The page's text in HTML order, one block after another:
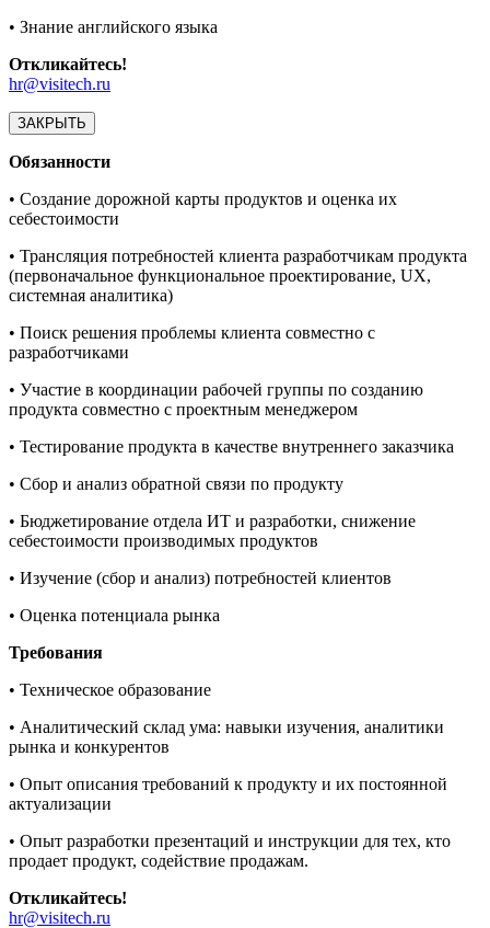
• Знание английского языка
Откликайтесь!
hr@visitech.ru
ЗАКРЫТЬ
Обязанности
• Создание дорожной карты продуктов и оценка их
себестоимости
• Трансляция потребностей клиента разработчикам продукта
(первоначальное функциональное проектирование, UX,
системная аналитика)
• Поиск решения проблемы клиента совместно с
разработчиками
• Участие в координации рабочей группы по созданию
продукта совместно с проектным менеджером
• Тестирование продукта в качестве внутреннего заказчика
• Сбор и анализ обратной связи по продукту
• Бюджетирование отдела ИТ и разработки, снижение
себестоимости производимых продуктов
• Изучение (сбор и анализ) потребностей клиентов
• Оценка потенциала рынка
Требования
• Техническое образование
• Аналитический склад ума: навыки изучения, аналитики
рынка и конкурентов
• Опыт описания требований к продукту и их постоянной
актуализации
• Опыт разработки презентаций и инструкции для тех, кто
продает продукт, содействие продажам.
Откликайтесь!
hr@visitech.ru